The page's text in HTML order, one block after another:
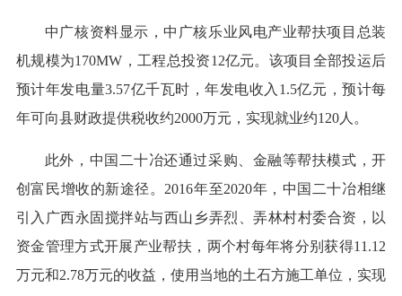
中广核资料显示，中广核乐业风电产业帮扶项目总装
机规模为170MW，工程总投资12亿元。该项目全部投运后
预计年发电量3.57亿千瓦时，年发电收入1.5亿元，预计每
年可向县财政提供税收约2000万元，实现就业约120人。
此外，中国二十冶还通过采购、金融等帮扶模式，开
创富民增收的新途径。2016年至2020年，中国二十冶相继
引入广西永固搅拌站与西山乡弄烈、弄林村村委合资，以
资金管理方式开展产业帮扶，两个村每年将分别获得11.12
万元和2.78万元的收益，使用当地的土石方施工单位，实现